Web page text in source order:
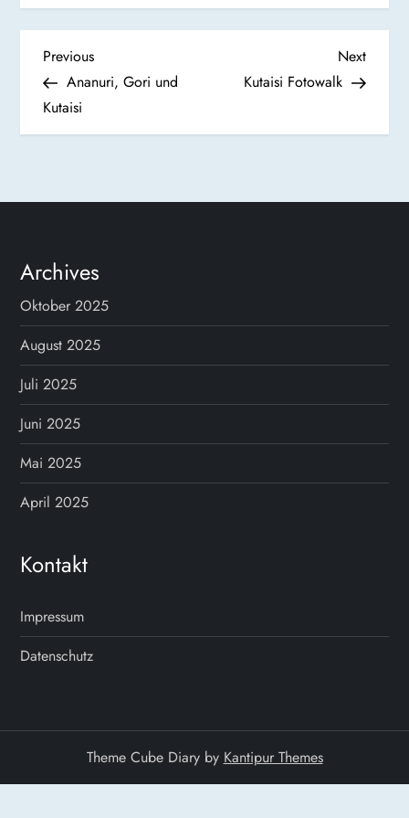
B
e
t
a
g
s
n
a
v
g
a
t
n
Previous
Post
Previous
Ananuri, Gori und
Kutaisi
Next
Post
Next
Kutaisi Fotowalk
Archives
Oktober 2025
August 2025
Juli 2025
Juni 2025
Mai 2025
April 2025
Kontakt
Impressum
Datenschutz
Theme Cube Diary by Kantipur Themes